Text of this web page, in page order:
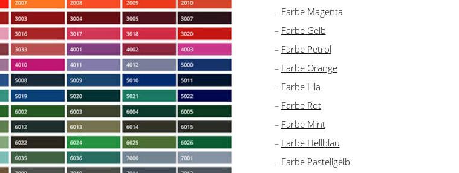
Farbe Magenta
Farbe Gelb
Farbe Petrol
Farbe Orange
Farbe Lila
Farbe Rot
Farbe Mint
Farbe Hellblau
Farbe Pastellgelb